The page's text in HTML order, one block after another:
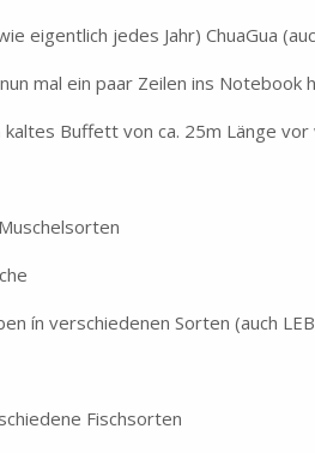
eigentlich jedes Jahr) ChuaGua
mal ein paar Zeilen ins Notebook
kaltes Buffett von ca. 25m Länge
ín verschiedenen Sorten (auch
Fischsorten